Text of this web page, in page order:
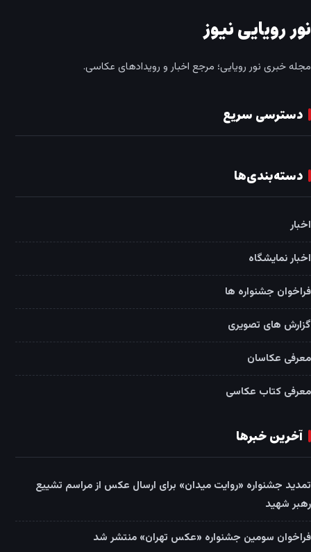
نور رویایی نیوز
مجله خبری نور رویایی؛ مرجع اخبار و رویدادهای عکاسی.
دسترسی سریع
دسته‌بندی‌ها
اخبار
اخبار نمایشگاه
فراخوان جشنواره ها
گزارش های تصویری
معرفی عکاسان
معرفی کتاب عکاسی
آخرین خبرها
تمدید جشنواره «روایت میدان» برای ارسال عکس از مراسم تشییع
رهبر شهید
فراخوان سومین جشنواره «عکس تهران» منتشر شد